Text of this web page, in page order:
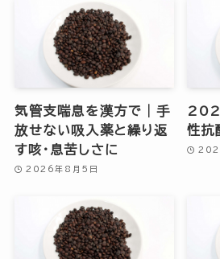
気管支喘息を漢方で｜手
放せない吸入薬と繰り返
す咳・息苦しさに
2026年8月5日
性抗